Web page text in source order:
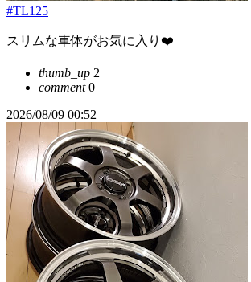
#TL125
スリムな車体がお気に入り❤️
thumb_up 2
comment0
2026/08/09 00:52